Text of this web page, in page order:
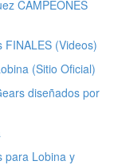
CAMPEONES
(Videos)
(Sitio Oficial)
diseñados por
para Lobina y